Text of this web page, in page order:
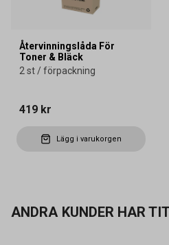
Återvinningslåda För
Toner & Bläck
2 st / förpackning
419 kr
Lägg i varukorgen
ANDRA KUNDER HAR